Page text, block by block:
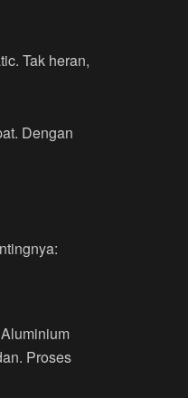
Tak heran,
Dengan
Proses